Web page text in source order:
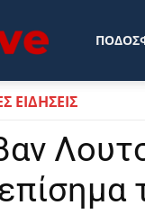
Sportlive.gr
ΕΙΔΗΣΕΙΣ